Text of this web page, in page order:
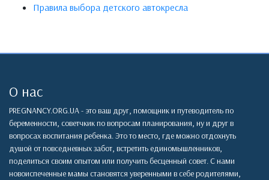
Правила выбора детского автокресла
О нас
PREGNANCY.ORG.UA - это ваш друг, помощник и путеводитель по
беременности, советчкик по вопросам планирования, ну и друг в
вопросах воспитания ребенка. Это то место, где можно отдохнуть
душой от повседневных забот, встретить единомышленников,
поделиться своим опытом или получить бесценный совет. С нами
новоиспеченные мамы становятся уверенными в себе родителями,